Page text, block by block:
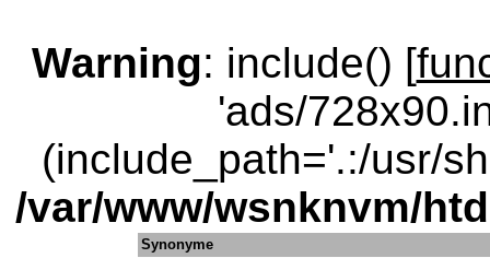
Warning: include() [
'ads/
(include_path='.:/usr/
/var/www/wsnknvm/
Synonyme